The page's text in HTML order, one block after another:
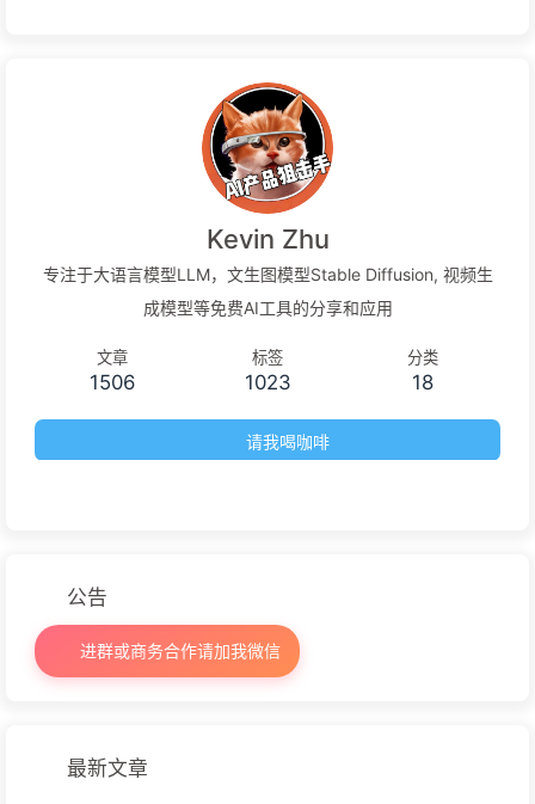
Kevin Zhu
专注于大语言模型LLM，文生图模型Stable Diffusion, 视频生
成模型等免费AI工具的分享和应用
文章
1506
标签
1023
分类
18
请我喝咖啡
公告
进群或商务合作请加我微信
最新文章